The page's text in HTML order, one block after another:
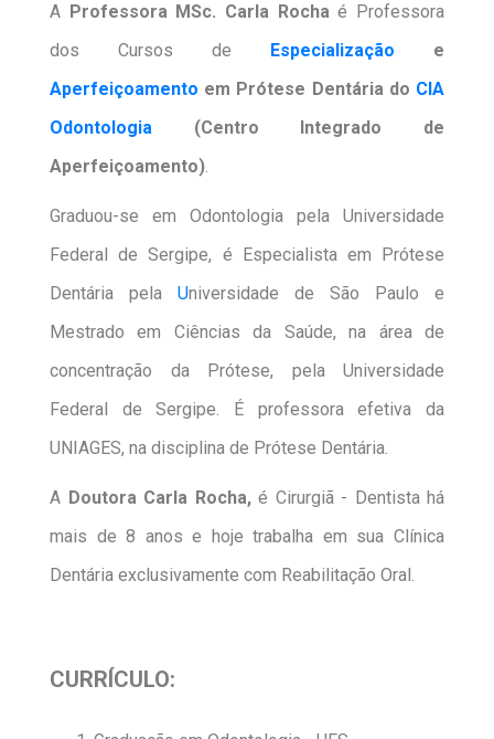
A Professora MSc. Carla Rochaé Professora
dos Cursos de
Especialização e
Aperfeiçoamento em Prótese Dentária do CIA
Odontologia (Centro Integrado de
Aperfeiçoamento).
Graduou-se em Odontologia pela Universidade
Federal de Sergipe, é Especialista em Prótese
Dentária pela Universidade de São Paulo e
Mestrado em Ciências da Saúde, na área de
concentração da Prótese, pela Universidade
Federal de Sergipe. É professora efetiva da
UNIAGES, na disciplina de Prótese Dentária.
A Doutora Carla Rocha,é Cirurgiã - Dentista há
mais de 8 anos e hoje trabalha em sua Clínica
Dentária exclusivamente com Reabilitação Oral.
CURRÍCULO: